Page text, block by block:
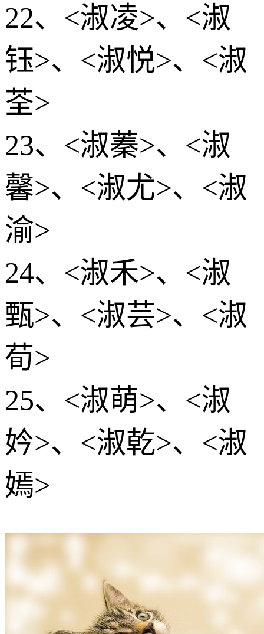
22、<淑凌>、<淑
钰>、<淑悦>、<淑
荃>
23、<淑蓁>、<淑
馨>、<淑尤>、<淑
渝>
24、<淑禾>、<淑
甄>、<淑芸>、<淑
荀>
25、<淑萌>、<淑
妗>、<淑乾>、<淑
嫣>